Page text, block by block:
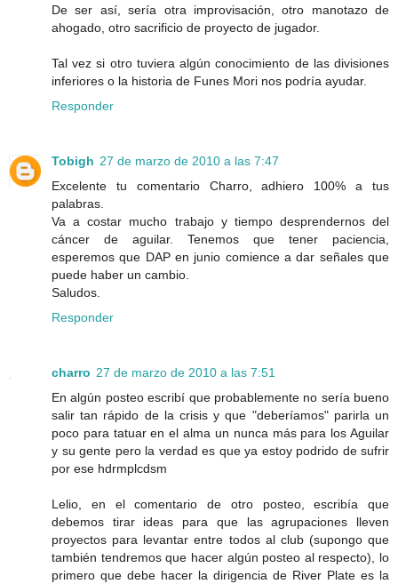
De ser así, sería otra improvisación, otro manotazo de
ahogado, otro sacrificio de proyecto de jugador.
Tal vez si otro tuviera algún conocimiento de las divisiones
inferiores o la historia de Funes Mori nos podría ayudar.
Responder
Tobigh 27 de marzo de 2010 a las 7:47
Excelente tu comentario Charro, adhiero 100% a tus
palabras.
Va a costar mucho trabajo y tiempo desprendernos del
cáncer de aguilar. Tenemos que tener paciencia,
esperemos que DAP en junio comience a dar señales que
puede haber un cambio.
Saludos.
Responder
charro 27 de marzo de 2010 a las 7:51
En algún posteo escribí que probablemente no sería bueno
salir tan rápido de la crisis y que "deberíamos" parirla un
poco para tatuar en el alma un nunca más para los Aguilar
y su gente pero la verdad es que ya estoy podrido de sufrir
por ese hdrmplcdsm
Lelio, en el comentario de otro posteo, escribía que
debemos tirar ideas para que las agrupaciones lleven
proyectos para levantar entre todos al club (supongo que
también tendremos que hacer algún posteo al respecto), lo
primero que debe hacer la dirigencia de River Plate es la